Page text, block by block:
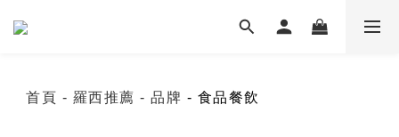
首頁 - 羅西推薦 - 品牌 - 食品餐飲